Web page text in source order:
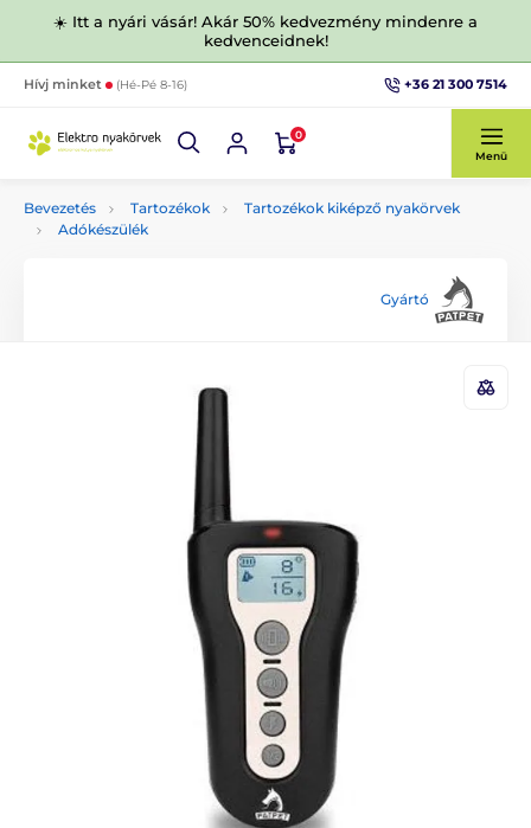
☀️ Itt a nyári vásár! Akár 50% kedvezmény mindenre a
kedvenceidnek!
Hívj minket (Hé-Pé 8-16) +36 21 300 7514
0
Menü
Bevezetés Tartozékok
Tartozékok kiképző nyakörvek
Adókészülék
Gyártó